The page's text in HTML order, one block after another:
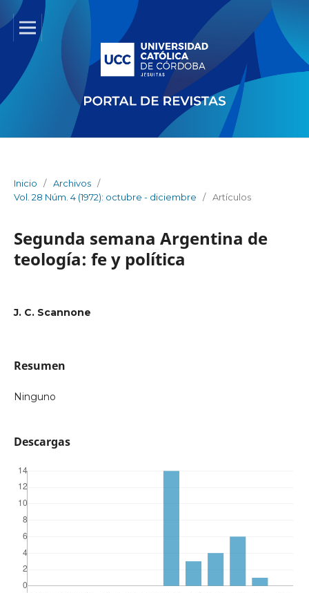
Inicio / Archivos /
Vol. 28 Núm. 4 (1972): octubre - diciembre
/ Artículos
Segunda semana Argentina de
teología: fe y política
J. C. Scannone
Resumen
Ninguno
Descargas